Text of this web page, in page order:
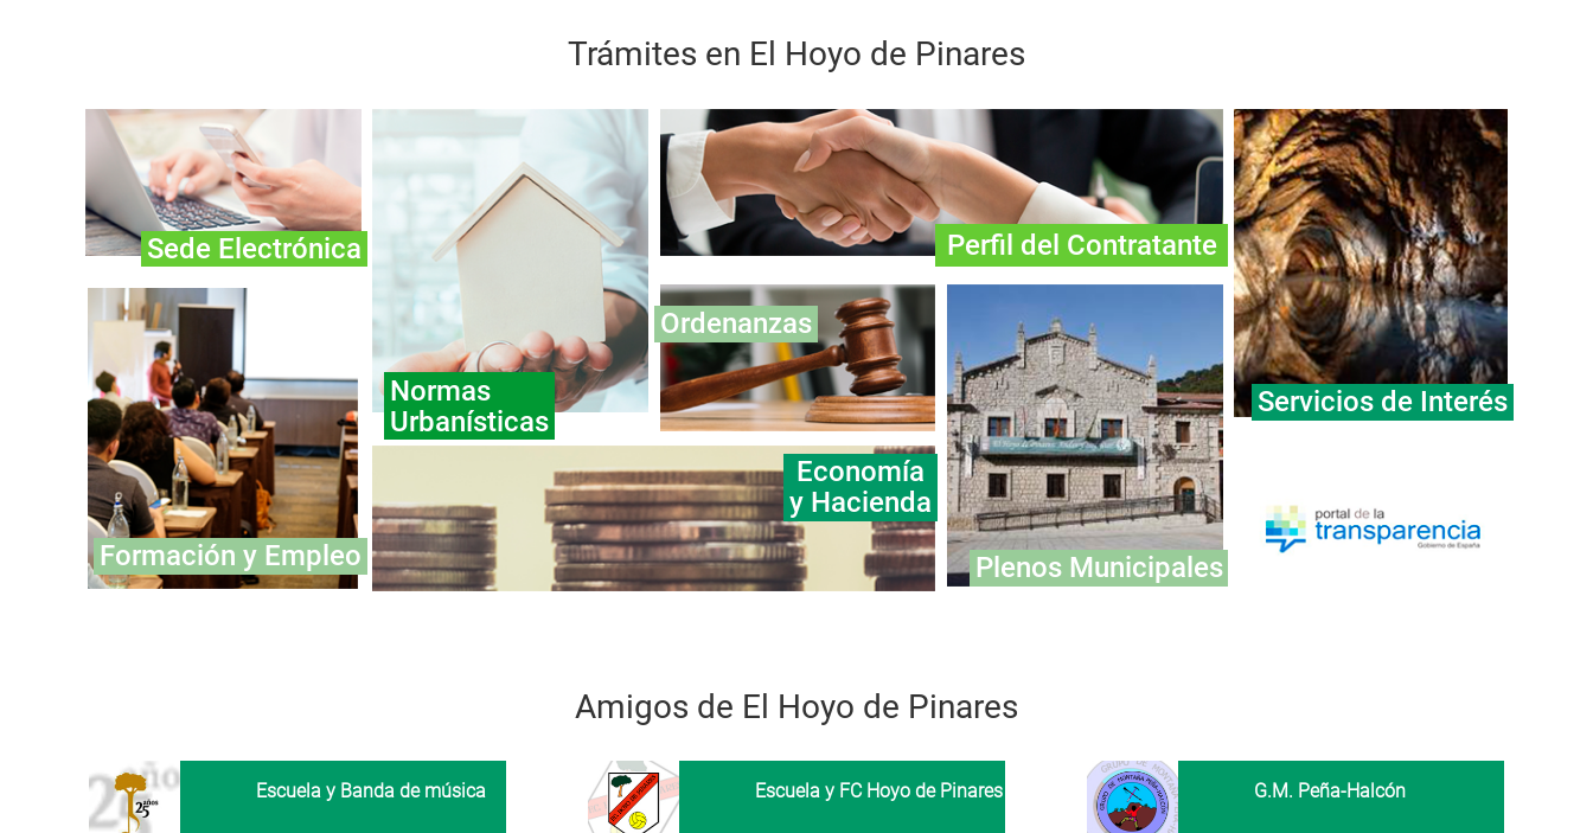
Trámites en El Hoyo de Pinares
Sede Electrónica
Formación y Empleo
Normas
Urbanísticas
Economía
y Hacienda
Perfil del Contratante
Ordenanzas
Plenos Municipales
Servicios de Interés
Amigos de El Hoyo de Pinares
Escuela y Banda de música Escuela y FC Hoyo de Pinares G.M. Peña-Halcón